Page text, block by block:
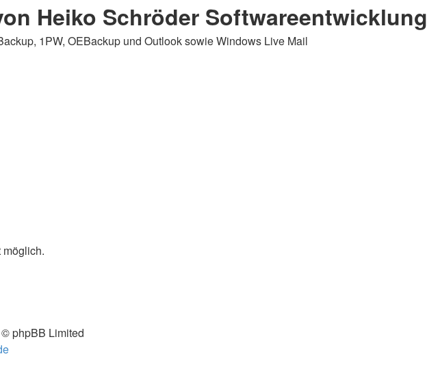
Heiko Schröder Softwareentwicklung
1PW, OEBackup und Outlook sowie Windows Live Mail
phpBB Limited